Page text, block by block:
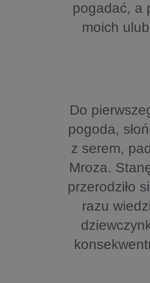
pogadać, a
moich
Do
pogoda,
z serem,
Mroza.
przerodziło
razu